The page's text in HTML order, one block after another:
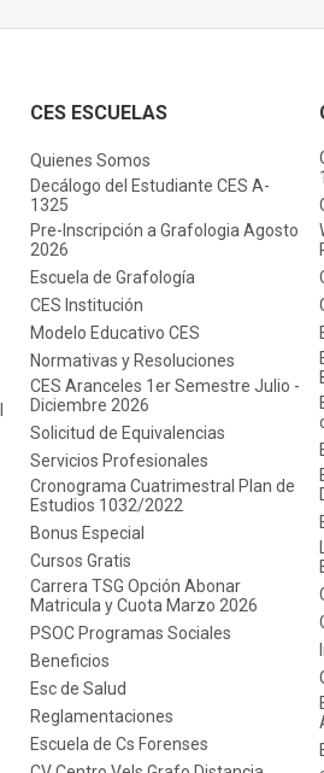
CES ESCUELAS
Quienes Somos
Decálogo del Estudiante CES A-
1325
Pre-Inscripción a Grafologia Agosto
2026
Escuela de Grafología
CES Institución
Modelo Educativo CES
Normativas y Resoluciones
CES Aranceles 1er Semestre Julio -
Diciembre 2026
Solicitud de Equivalencias
Servicios Profesionales
Cronograma Cuatrimestral Plan de
Estudios 1032/2022
Bonus Especial
Cursos Gratis
Carrera TSG Opción Abonar
Matricula y Cuota Marzo 2026
PSOC Programas Sociales
Beneficios
Esc de Salud
Reglamentaciones
Escuela de Cs Forenses